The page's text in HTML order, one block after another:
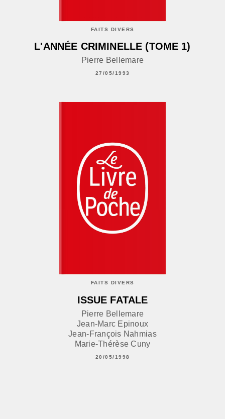
FAITS DIVERS
L'ANNÉE CRIMINELLE (TOME 1)
Pierre Bellemare
27/05/1993
FAITS DIVERS
ISSUE FATALE
Pierre Bellemare
Jean-Marc Epinoux
Jean-François Nahmias
Marie-Thérèse Cuny
20/05/1998